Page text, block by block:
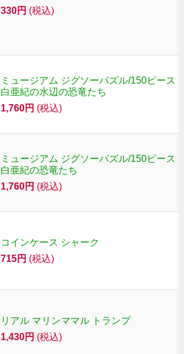
330円 (税込)
ミュージアム ジグソーパズル/150ピース
白亜紀の水辺の恐竜たち
1,760円 (税込)
ミュージアム ジグソーパズル/150ピース
白亜紀の恐竜たち
1,760円 (税込)
コインケース シャーク
715円 (税込)
リアル マリンママル トランプ
1,430円 (税込)